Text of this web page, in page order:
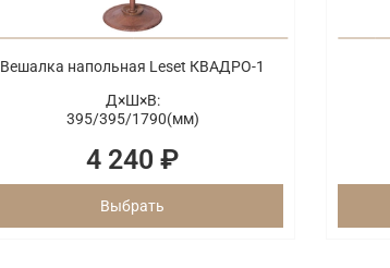
Вешалка напольная Leset КВАДРО-1
Д×Ш×В:
395/395/1790(мм)
4 240 ₽
Выбрать